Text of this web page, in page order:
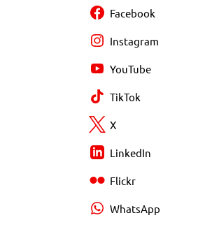
Facebook
Instagram
YouTube
TikTok
X
LinkedIn
Flickr
WhatsApp